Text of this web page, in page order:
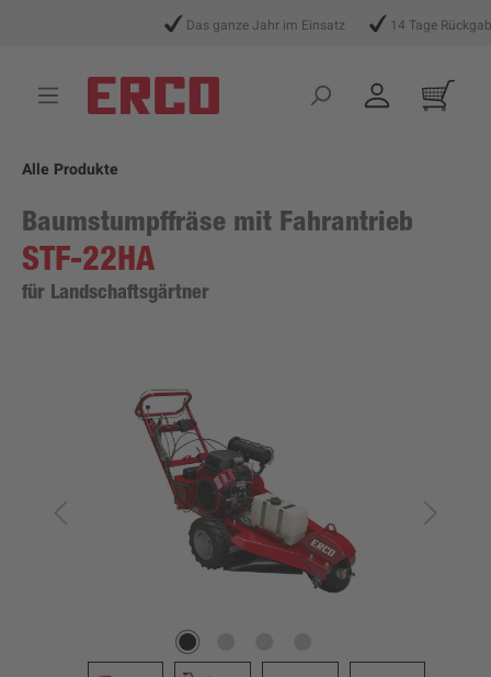
Das ganze Jahr im Einsatz 14 Tage
Alle Produkte
Baumstumpffräse mit Fahrantrieb
STF-22HA
für Landschaftsgärtner